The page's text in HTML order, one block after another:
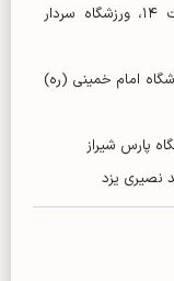
شمس آذر قزوین - استقلال خوزستان، ساعت ۱۴، ورزشگاه سردار
- گل‌گهر سیرجان، ساعت ۱۴، ورزشگاه امام خمینی (ره)